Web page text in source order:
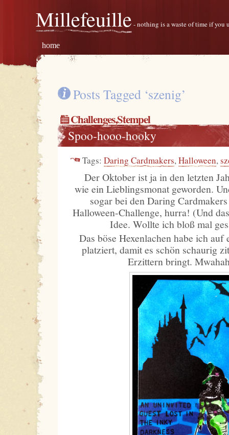
Millefeuille - nothing is a waste of time if you
home
Posts Tagged ‘szenig’
Challenges,Stempel
Spoo-hooo-hooky
Tags: Daring Cardmakers, Halloween,
Der Oktober ist ja in den letzten
wie ein Lieblingsmonat geworden.
sogar bei den Daring
Halloween-Challenge, hurra! (Und
Idee. Wollte ich bloß mal
Das böse Hexenlachen habe ich
platziert, damit es schön schaurig
Erzittern bringt.